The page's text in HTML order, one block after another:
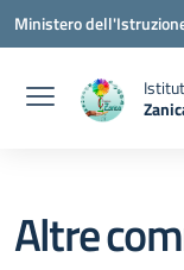
Vai ai contenuti
Vai al menu di
Vai al footer
Ministero
Altre